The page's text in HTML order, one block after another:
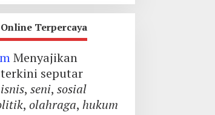
Tewas
Asap
Suguh, Lungguh
Terpercaya
Menyajikan
seputar
, seni, sosial
, olahraga, hukum